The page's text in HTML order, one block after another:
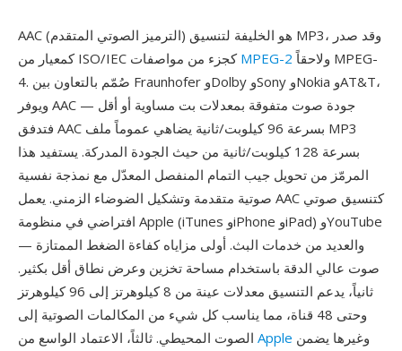
AAC (الترميز الصوتي المتقدم) هو الخليفة لتنسيق MP3، وقد صدر
كمعيار من ISO/IEC كجزء من مواصفات MPEG-2 ولاحقاً MPEG-
4. صُمّم بالتعاون بين Fraunhofer وDolby وSony وNokia وAT&T،
ويوفر AAC جودة صوت متفوقة بمعدلات بت مساوية أو أقل —
فتدفق AAC بسرعة 96 كيلوبت/ثانية يضاهي عموماً ملف MP3
بسرعة 128 كيلوبت/ثانية من حيث الجودة المدركة. يستفيد هذا
المرمّز من تحويل جيب التمام المنفصل المعدّل مع نمذجة نفسية
صوتية متقدمة وتشكيل الضوضاء الزمني. يعمل AAC كتنسيق صوتي
افتراضي في منظومة Apple (iTunes وiPhone وiPad) وYouTube
والعديد من خدمات البث. أولى مزاياه كفاءة الضغط الممتازة —
صوت عالي الدقة باستخدام مساحة تخزين وعرض نطاق أقل بكثير.
ثانياً، يدعم التنسيق معدلات عينة من 8 كيلوهرتز إلى 96 كيلوهرتز
وحتى 48 قناة، مما يناسب كل شيء من المكالمات الصوتية إلى
Apple